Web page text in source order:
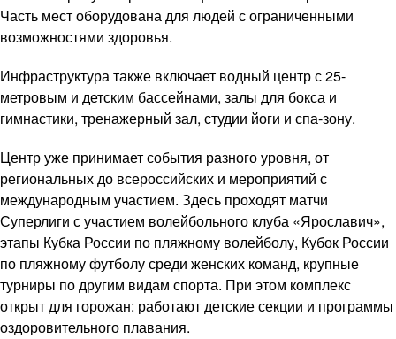
Часть мест оборудована для людей с ограниченными
возможностями здоровья.
Инфраструктура также включает водный центр с 25-
метровым и детским бассейнами, залы для бокса и
гимнастики, тренажерный зал, студии йоги и спа-зону.
Центр уже принимает события разного уровня, от
региональных до всероссийских и мероприятий с
международным участием. Здесь проходят матчи
Суперлиги с участием волейбольного клуба «Ярославич»,
этапы Кубка России по пляжному волейболу, Кубок России
по пляжному футболу среди женских команд, крупные
турниры по другим видам спорта. При этом комплекс
открыт для горожан: работают детские секции и программы
оздоровительного плавания.